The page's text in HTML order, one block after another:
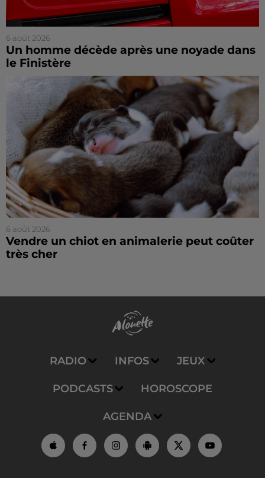
6 août 2026
Un homme décède après une noyade dans
le Finistère
6 août 2026
Vendre un chiot en animalerie peut coûter
très cher
RADIO INFOS JEUX
PODCASTS HOROSCOPE
AGENDA